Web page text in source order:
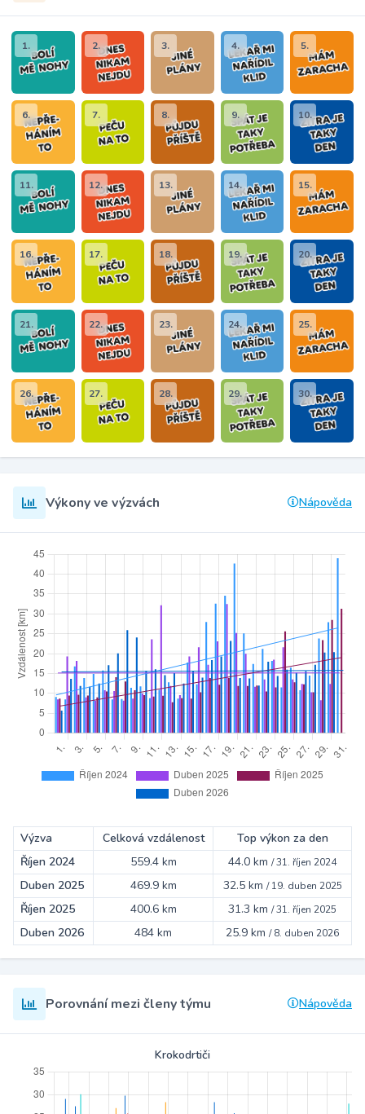
1. 2. 3. 4. 5.
6. 7. 8. 9. 10.
11. 12. 13. 14. 15.
16. 17. 18. 19. 20.
21. 22. 23. 24. 25.
26. 27. 28. 29. 30.
Výkony ve výzvách Nápověda
Výzva Celková vzdálenost
Top výkon za den
Říjen 2024
559.4 km 44.0 km /31. říjen 2024
Duben 2025 469.9 km 32.5 km /19. duben 2025
Říjen 2025 400.6 km 31.3 km /31. říjen 2025
Duben 2026 484 km 25.9 km /8. duben 2026
Porovnání mezi členy týmu Nápověda
Krokodrtiči